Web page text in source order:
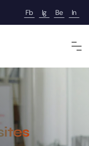
Fb Ig Be In